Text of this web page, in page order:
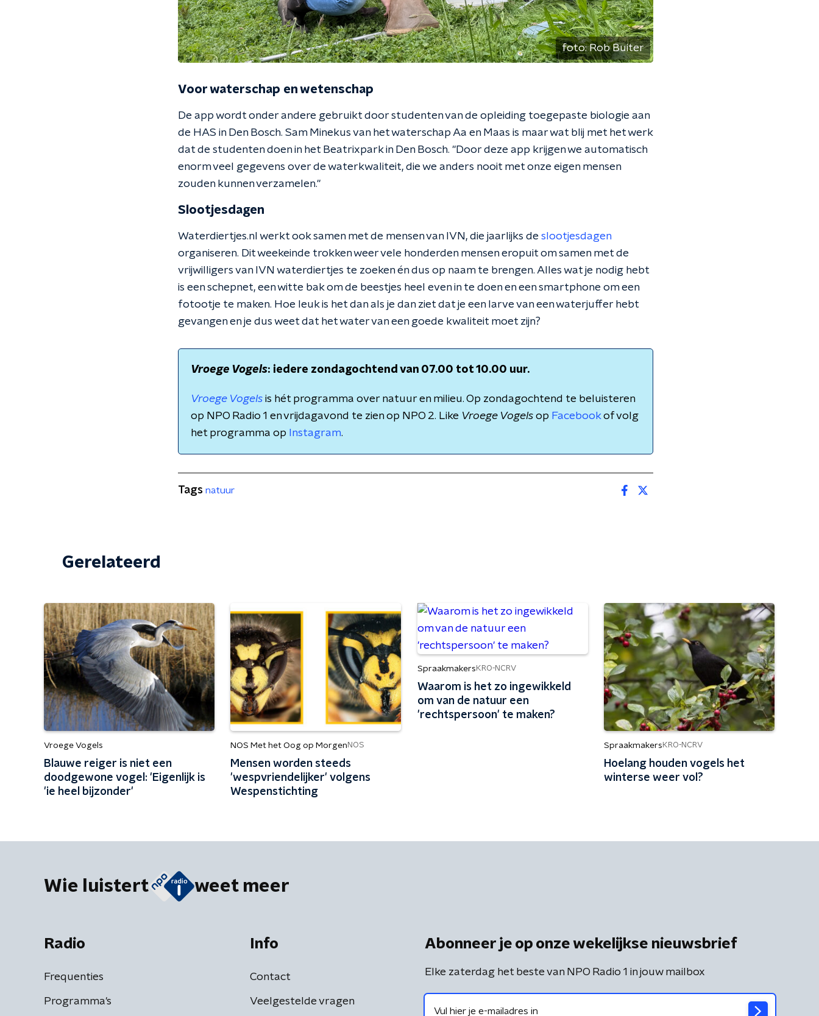
foto:Rob Buiter
Voor waterschap en wetenschap
De app wordt onder andere gebruikt door studenten van de opleiding toegepaste biologie aan
de HAS in Den Bosch. Sam Minekus van het waterschap Aa en Maas is maar wat blij met het werk
dat de studenten doen in het Beatrixpark in Den Bosch. "Door deze app krijgen we automatisch
enorm veel gegevens over de waterkwaliteit, die we anders nooit met onze eigen mensen
zouden kunnen verzamelen."
Slootjesdagen
Waterdiertjes.nl werkt ook samen met de mensen van IVN, die jaarlijks de slootjesdagen
organiseren. Dit weekeinde trokken weer vele honderden mensen eropuit om samen met de
vrijwilligers van IVN waterdiertjes te zoeken én dus op naam te brengen. Alles wat je nodig hebt
is een schepnet, een witte bak om de beestjes heel even in te doen en een smartphone om een
fotootje te maken. Hoe leuk is het dan als je dan ziet dat je een larve van een waterjuffer hebt
gevangen en je dus weet dat het water van een goede kwaliteit moet zijn?
Vroege Vogels: iedere zondagochtend van 07.00 tot 10.00 uur.
Vroege Vogels is hét programma over natuur en milieu. Op zondagochtend te beluisteren
op NPO Radio 1 en vrijdagavond te zien op NPO 2. Like Vroege Vogels op Facebookof volg
het programma op
Instagram.
Tags natuur
Gerelateerd
Vroege Vogels
Blauwe reiger is niet een
doodgewone vogel: 'Eigenlijk is
'ie heel bijzonder'
NOS Met het Oog op Morgen NOS
Mensen worden steeds
'wespvriendelijker' volgens
Wespenstichting
Spraakmakers KRO-NCRV
Waarom is het zo ingewikkeld
om van de natuur een
'rechtspersoon' te maken?
Spraakmakers KRO-NCRV
Hoelang houden vogels het
winterse weer vol?
Wie luistert weet meer
Radio
Frequenties
Programma's
Info
Contact
Veelgestelde vragen
Abonneer je op onze wekelijkse nieuwsbrief
Elke zaterdag het beste van NPO Radio 1 in jouw mailbox